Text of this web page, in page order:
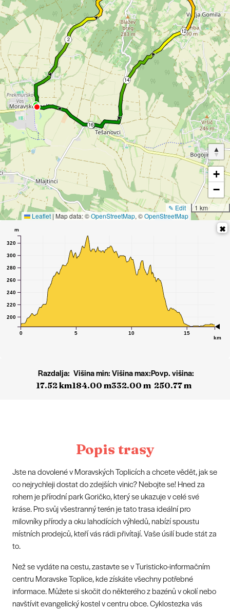
+
−
1 km
✎ Edit
Leaflet | Map data: ©OpenStreetMap, ©OpenStreetMap
0 5 10 15
km
200
220
240
260
280
300
320
m
Razdalja:
17.52 km
Višina min:
184.00 m
Višina max:
332.00 m
Povp. višina:
250.77 m
Popis trasy
Jste na dovolené v Moravských Toplicích a chcete vědět, jak se
co nejrychleji dostat do zdejších vinic? Nebojte se! Hned za
rohem je přírodní park Goričko, který se ukazuje v celé své
kráse. Pro svůj všestranný terén je tato trasa ideální pro
milovníky přírody a oku lahodících výhledů, nabízí spoustu
místních prodejců, kteří vás rádi přivítají. Vaše úsilí bude stát za
to.
Než se vydáte na cestu, zastavte se v Turisticko-informačním
centru Moravske Toplice, kde získáte všechny potřebné
informace. Můžete si skočit do některého z bazénů v okolí nebo
navštívit evangelický kostel v centru obce. Cyklostezka vás